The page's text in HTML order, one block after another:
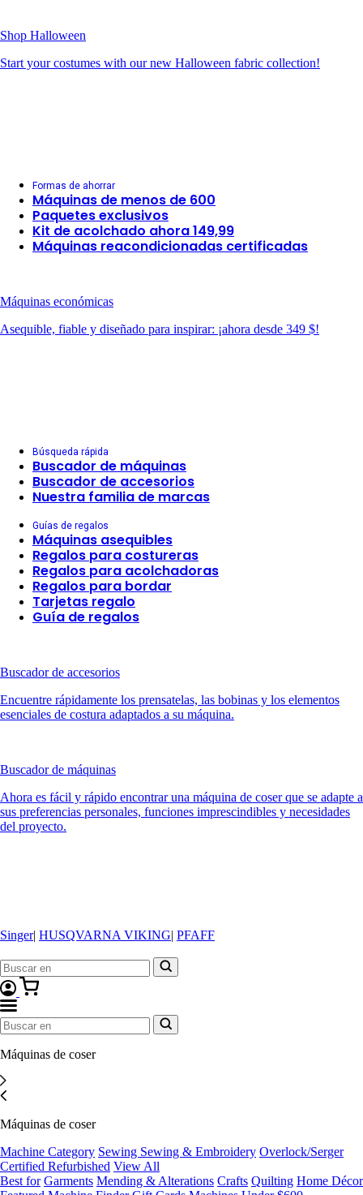
Shop Halloween
Start your costumes with our new Halloween fabric collection!
Formas de ahorrar
Máquinas de menos de 600
Paquetes exclusivos
Kit de acolchado ahora 149,99
Máquinas reacondicionadas certificadas
Máquinas económicas
Asequible, fiable y diseñado para inspirar: ¡ahora desde 349 $!
Búsqueda rápida
Buscador de máquinas
Buscador de accesorios
Nuestra familia de marcas
Guías de regalos
Máquinas asequibles
Regalos para costureras
Regalos para acolchadoras
Regalos para bordar
Tarjetas regalo
Guía de regalos
Buscador de accesorios
Encuentre rápidamente los prensatelas, las bobinas y los elementos
esenciales de costura adaptados a su máquina.
Buscador de máquinas
Ahora es fácil y rápido encontrar una máquina de coser que se adapte a
sus preferencias personales, funciones imprescindibles y necesidades
del proyecto.
Singer| HUSQVARNA VIKING| PFAFF
Máquinas de coser
Máquinas de coser
Machine Category Sewing Sewing & Embroidery Overlock/Serger
Certified Refurbished View All
Best for Garments Mending & Alterations Crafts Quilting Home Décor